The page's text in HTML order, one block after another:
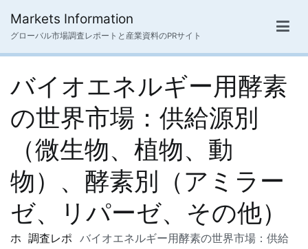
ス
Markets Information
グローバル市場調査レポートと産業資料のPRサイト
バイオエネルギー用酵素
の世界市場：供給源別
（微生物、植物、動
物）、酵素別（アミラー
ゼ、リパーゼ、その他）
ホ 調査レポ バイオエネルギー用酵素の世界市場：供給